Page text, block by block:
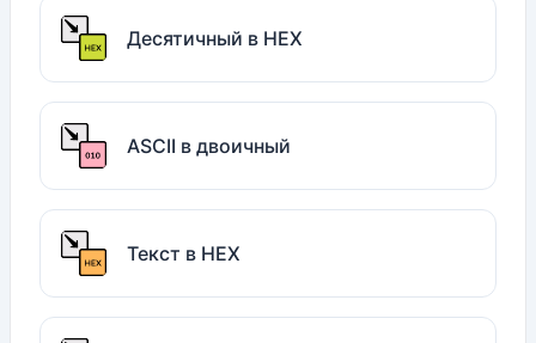
Десятичный в HEX
ASCII в двоичный
Текст в HEX